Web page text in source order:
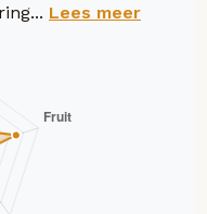
Lees meer